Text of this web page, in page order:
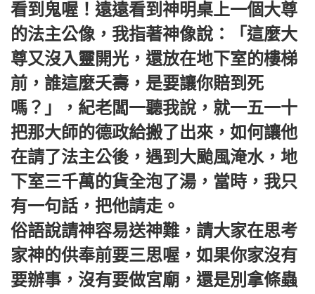
看到鬼喔！遠遠看到神明桌上一個大尊
的法主公像，我指著神像說：「這麼大
尊又沒入靈開光，還放在地下室的樓梯
前，誰這麼夭壽，是要讓你賠到死
嗎？」，紀老闆一聽我說，就一五一十
把那大師的德政給搬了出來，如何讓他
在請了法主公後，遇到大颱風淹水，地
下室三千萬的貨全泡了湯，當時，我只
有一句話，把他請走。
俗語說請神容易送神難，請大家在思考
家神的供奉前要三思喔，如果你家沒有
要辦事，沒有要做宮廟，還是別拿條蟲